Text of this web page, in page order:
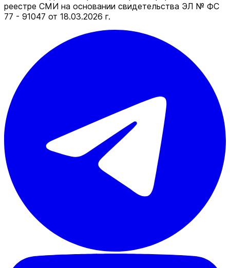
реестре СМИ на основании свидетельства ЭЛ № ФС
77 - 91047 от 18.03.2026 г.